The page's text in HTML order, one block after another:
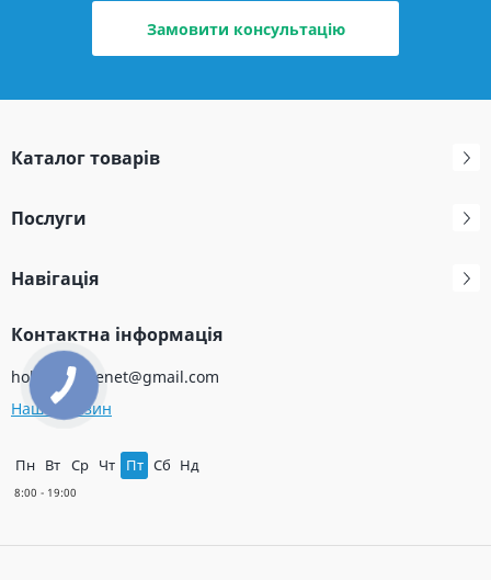
Замовити консультацію
Каталог товарів
Послуги
Навігація
Контактна інформація
holodservicenet@gmail.com
Наш магазин
Пн Вт Ср Чт Пт Сб Нд